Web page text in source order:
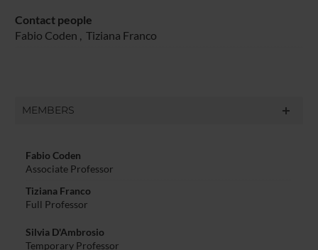
Contact people
Fabio Coden , Tiziana Franco
MEMBERS
Fabio Coden
Associate Professor
Tiziana Franco
Full Professor
Silvia D'Ambrosio
Temporary Professor